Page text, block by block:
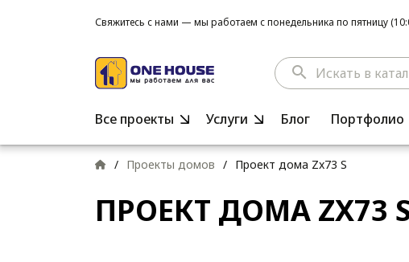
Свяжитесь с нами — мы работаем с понедельника по пятницу
search
Все проекты Услуги Блог Портфолио
/ Проекты домов / Проект дома Zx73 S
ПРОЕКТ ДОМА ZX73